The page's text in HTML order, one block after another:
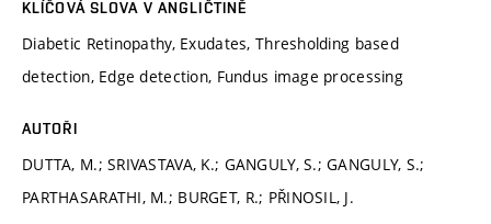
KLÍČOVÁ SLOVA V ANGLIČTINĚ
Diabetic Retinopathy, Exudates, Thresholding based
detection, Edge detection, Fundus image processing
AUTOŘI
DUTTA, M.; SRIVASTAVA, K.; GANGULY, S.; GANGULY, S.;
PARTHASARATHI, M.; BURGET, R.; PŘINOSIL, J.